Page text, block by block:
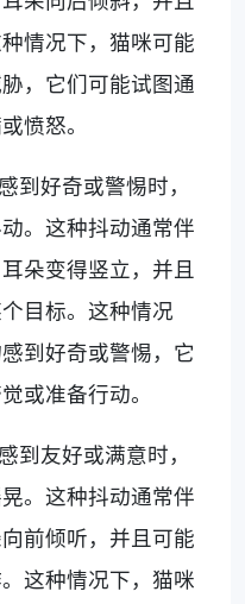
情况下，猫咪可能
，它们可能试图通
愤怒。
到好奇或警惕时，
。这种抖动通常伴
朵变得竖立，并且
目标。这种情况
到好奇或警惕，它
或准备行动。
到友好或满意时，
。这种抖动通常伴
前倾听，并且可能
这种情况下，猫咪